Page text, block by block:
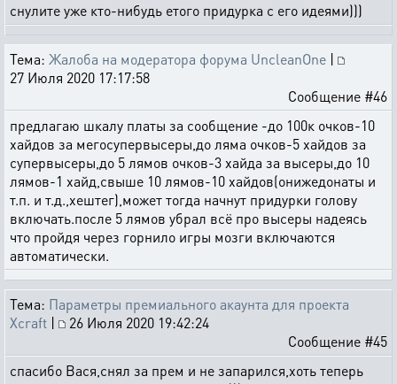
снулите уже кто-нибудь етого придурка с его идеями)))
Тема: Жалоба на модератора форума UncleanOne |
27 Июля 2020 17:17:58
Сообщение #46
предлагаю шкалу платы за сообщение -до 100к очков-10
хайдов за мегосупервысеры,до ляма очков-5 хайдов за
супервысеры,до 5 лямов очков-3 хайда за высеры,до 10
лямов-1 хайд,свыше 10 лямов-10 хайдов(онижедонаты и
т.п. и т.д.,хештег),может тогда начнут придурки голову
включать.после 5 лямов убрал всё про высеры надеясь
что пройдя через горнило игры мозги включаются
автоматически.
Тема: Параметры премиального акаунта для проекта
Xcraft |
26 Июля 2020 19:42:24
Сообщение #45
спасибо Вася,снял за прем и не запарился,хоть теперь